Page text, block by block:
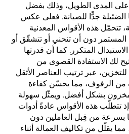
المدى الطويل، وذلك بفضل
الضئيلة جدًّا للصيانة. فعلى عكس
تتحمّل هذه الأقواس المعدنية
دون أن تنحني أو تتشقّق أو
المتكرر. كما أن قدرتها
لك الاستفادة القصوى من
عبر ترتيب العناصر الأثقل
من الرفوف، مما يحسّن كفاءة
بشكل أفضل. ويمثّل سهولة
تتطلّب هذه الأقواس عادةً أدوات
بسرعة من قِبل العاملين دون
يقلّل من تكاليف العمالة أثناء